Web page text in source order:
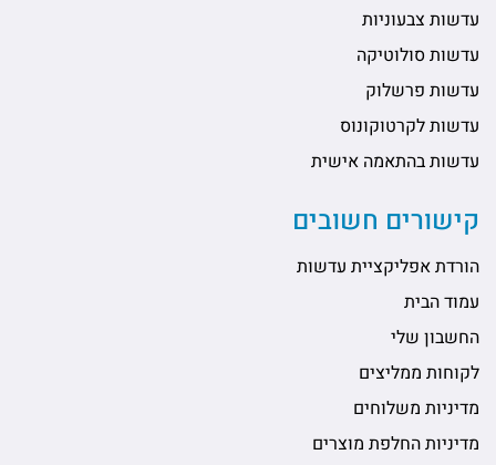
עדשות צבעוניות
עדשות סולוטיקה
עדשות פרשלוק
עדשות לקרטוקונוס
עדשות בהתאמה אישית
קישורים חשובים
הורדת אפליקציית עדשות
עמוד הבית
החשבון שלי
לקוחות ממליצים
מדיניות משלוחים
מדיניות החלפת מוצרים